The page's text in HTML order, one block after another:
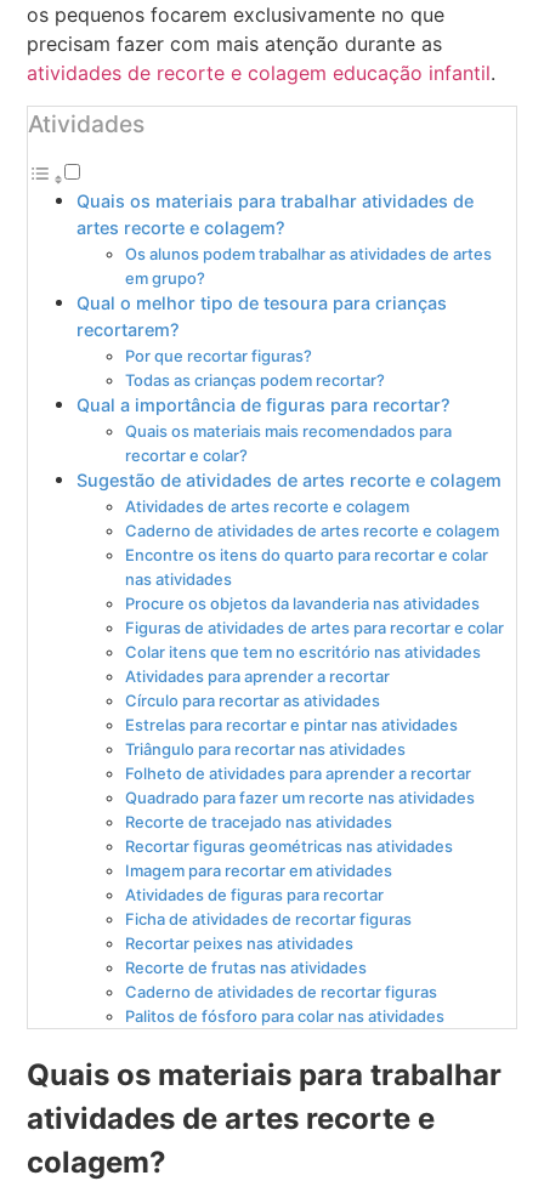
os pequenos focarem exclusivamente no que
precisam fazer com mais atenção durante as
atividades de recorte e colagem educação infantil.
Atividades
Quais os materiais para trabalhar atividades de
artes recorte e colagem?
Os alunos podem trabalhar as atividades de artes
em grupo?
Qual o melhor tipo de tesoura para crianças
recortarem?
Por que recortar figuras?
Todas as crianças podem recortar?
Qual a importância de figuras para recortar?
Quais os materiais mais recomendados para
recortar e colar?
Sugestão de atividades de artes recorte e colagem
Atividades de artes recorte e colagem
Caderno de atividades de artes recorte e colagem
Encontre os itens do quarto para recortar e colar
nas atividades
Procure os objetos da lavanderia nas atividades
Figuras de atividades de artes para recortar e colar
Colar itens que tem no escritório nas atividades
Atividades para aprender a recortar
Círculo para recortar as atividades
Estrelas para recortar e pintar nas atividades
Triângulo para recortar nas atividades
Folheto de atividades para aprender a recortar
Quadrado para fazer um recorte nas atividades
Recorte de tracejado nas atividades
Recortar figuras geométricas nas atividades
Imagem para recortar em atividades
Atividades de figuras para recortar
Ficha de atividades de recortar figuras
Recortar peixes nas atividades
Recorte de frutas nas atividades
Caderno de atividades de recortar figuras
Palitos de fósforo para colar nas atividades
Quais os materiais para trabalhar
atividades de artes recorte e
colagem?